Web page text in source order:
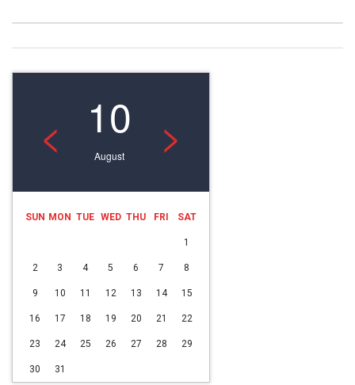
< 10
August >
SUN MON TUE WED THU FRI SAT
1
2 3 4 5 6 7 8
9 10 11 12 13 14 15
16 17 18 19 20 21 22
23 24 25 26 27 28 29
30 31